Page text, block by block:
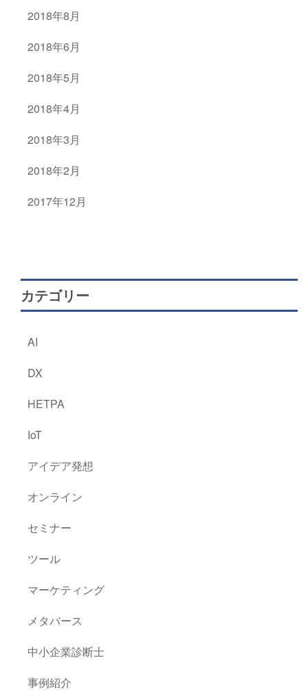
2018年8月
2018年6月
2018年5月
2018年4月
2018年3月
2018年2月
2017年12月
カテゴリー
AI
DX
HETPA
IoT
アイデア発想
オンライン
セミナー
ツール
マーケティング
メタバース
中小企業診断士
事例紹介